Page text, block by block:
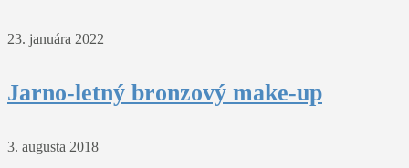
23. januára 2022
Jarno-letný bronzový make-up
3. augusta 2018